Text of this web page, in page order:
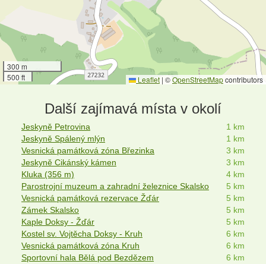
300 m
500 ft
Leaflet | ©OpenStreetMapcontributors
Další zajímavá místa v okolí
Jeskyně Petrovina
1 km
Jeskyně Spálený mlýn
1 km
Vesnická památková zóna Březinka
3 km
Jeskyně Cikánský kámen
3 km
Kluka (356 m)
4 km
Parostrojní muzeum a zahradní železnice Skalsko
5 km
Vesnická památková rezervace Žďár
5 km
Zámek Skalsko
5 km
Kaple Doksy - Žďár
5 km
Kostel sv. Vojtěcha Doksy - Kruh
6 km
Vesnická památková zóna Kruh
6 km
Sportovní hala Bělá pod Bezdězem
6 km